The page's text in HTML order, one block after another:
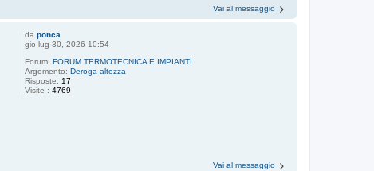
Vai al messaggio
daponca
gio lug 30, 2026 10:54
Forum:FORUM TERMOTECNICA E IMPIANTI
Argomento:Deroga altezza
Risposte: 17
Visite :4769
Vai al messaggio